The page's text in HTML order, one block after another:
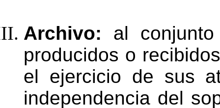
Archivo: al
producidos o
el ejercicio de sus
independencia del